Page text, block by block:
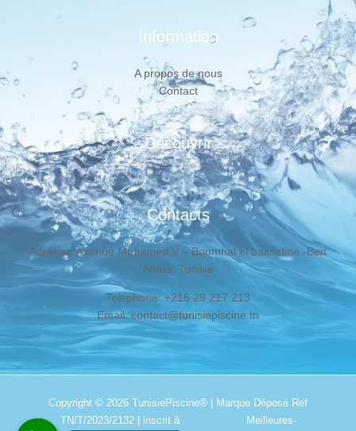
Information
A propos de nous
Contact
Découvrir
Contacts
Adresse: Avenue Mohamed V – Boumhal el bassatine -Ben
Arous, Tunisie
Telephone: +216 29 217 213
Email: contact@tunisiepiscine.tn
Copyright © 2026 TunisiePiscine® | Marque Déposé Ref
TN/T/2023/2132 | inscrit à
Meilleures-